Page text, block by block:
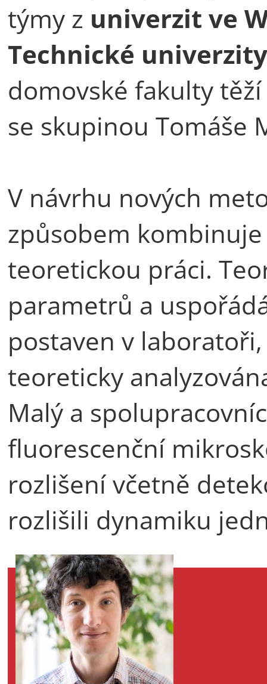
týmy z univerzit ve
Technické
domovské fakulty
se skupinou Tomáše
V návrhu nových
způsobem
teoretickou práci.
parametrů a
postaven v
teoreticky
Malý a
fluorescenční
rozlišení včetně
rozlišili dynamiku